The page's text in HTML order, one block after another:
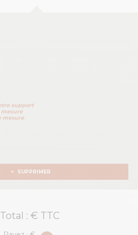
support
mesure
SUPPRIMER
Total : € TTC